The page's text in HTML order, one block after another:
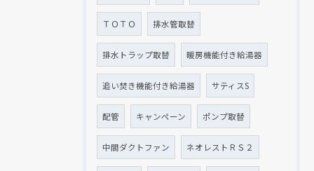
ＴＯＴＯ 排水管取替
排水トラップ取替 暖房機能付き給湯器
追い焚き機能付き給湯器 サティスS
配管 キャンペーン ポンプ取替
中間ダクトファン ネオレストＲＳ２